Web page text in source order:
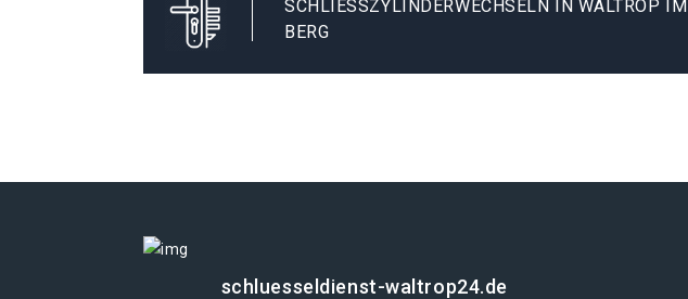
SCHLIESSZYLINDERWECHSELN IN WALTROP IM B
ERG
schluesseldienst-waltrop24.de